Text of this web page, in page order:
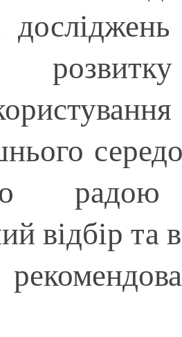
радою
відбір та